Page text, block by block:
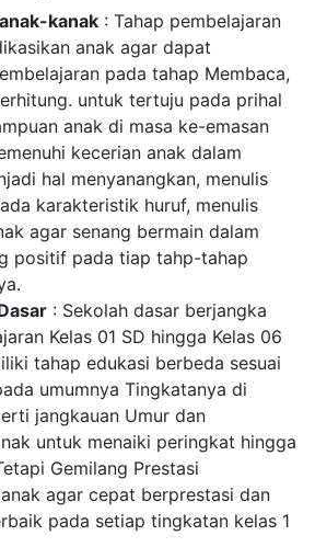
kanak : Tahap pembelajaran
anak agar dapat
pada tahap Membaca,
untuk tertuju pada prihal
anak di masa ke-emasan
kecerian anak dalam
hal menyanangkan, menulis
karakteristik huruf, menulis
agar senang bermain dalam
positif pada tiap tahp-tahap
: Sekolah dasar berjangka
Kelas 01 SD hingga Kelas 06
tahap edukasi berbeda sesuai
umumnya Tingkatanya di
jangkauan Umur dan
untuk menaiki peringkat hingga
Gemilang Prestasi
agar cepat berprestasi dan
pada setiap tingkatan kelas 1